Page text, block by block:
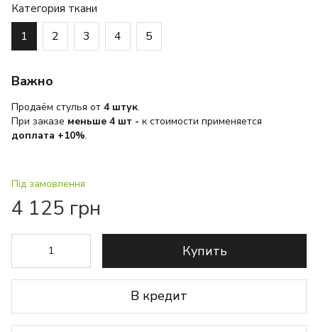
Категория ткани
1 2 3 4 5
Важно
Продаём стулья от 4 штук.
При заказе меньше 4 шт - к стоимости применяется
доплата +10%.
Під замовлення
4 125 грн
Купить
В кредит